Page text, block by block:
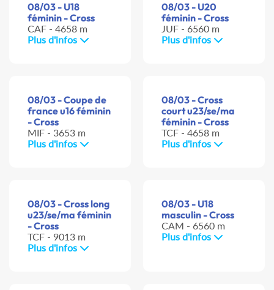
08/03 - U18
féminin - Cross
CAF - 4658 m
Plus d'infos
08/03 - U20
féminin - Cross
JUF - 6560 m
Plus d'infos
08/03 - Coupe de
france u16 féminin
- Cross
MIF - 3653 m
Plus d'infos
08/03 - Cross
court u23/se/ma
féminin - Cross
TCF - 4658 m
Plus d'infos
08/03 - Cross long
u23/se/ma féminin
- Cross
TCF - 9013 m
Plus d'infos
08/03 - U18
masculin - Cross
CAM - 6560 m
Plus d'infos